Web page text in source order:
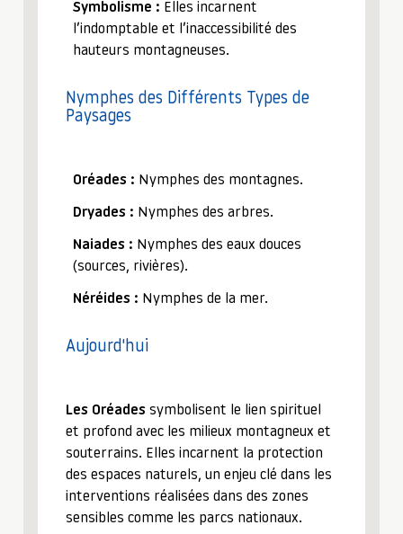
Symbolisme : Elles incarnent
l’indomptable et l’inaccessibilité des
hauteurs montagneuses.
Nymphes des Différents Types de
Paysages
Oréades : Nymphes des montagnes.
Dryades : Nymphes des arbres.
Naiades : Nymphes des eaux douces
(sources, rivières).
Néréides : Nymphes de la mer.
Aujourd'hui
Les Oréades symbolisent le lien spirituel
et profond avec les milieux montagneux et
souterrains. Elles incarnent la protection
des espaces naturels, un enjeu clé dans les
interventions réalisées dans des zones
sensibles comme les parcs nationaux.